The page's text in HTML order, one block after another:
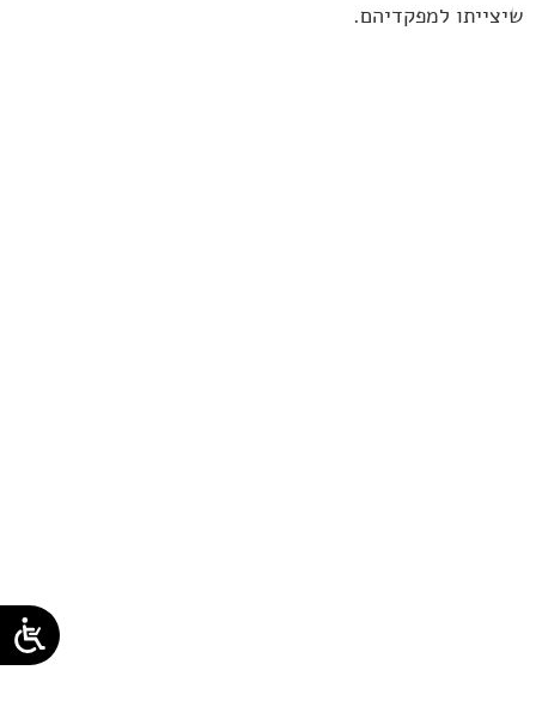
שיצייתו למפקדיהם.